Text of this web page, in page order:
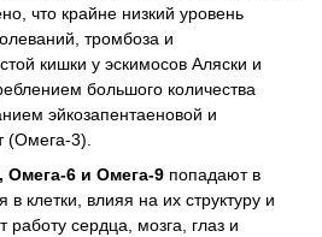
что крайне низкий уровень
тромбоза и
кишки у эскимосов Аляски и
большого количества
эйкозапентаеновой и
(Омега-3).
Омега-6 и Омега-9 попадают в
клетки, влияя на их структуру и
сердца, мозга, глаз и